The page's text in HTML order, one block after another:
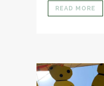
READ MORE